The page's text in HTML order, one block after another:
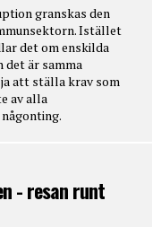
granskas den
Istället
det om enskilda
det är samma
att ställa krav som
av alla
- resan runt